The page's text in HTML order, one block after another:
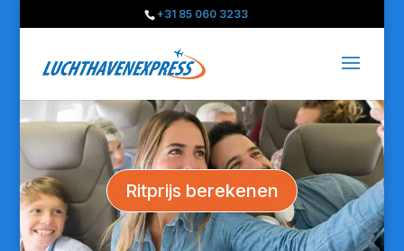
+31 85 060 3233
Ritprijs berekenen